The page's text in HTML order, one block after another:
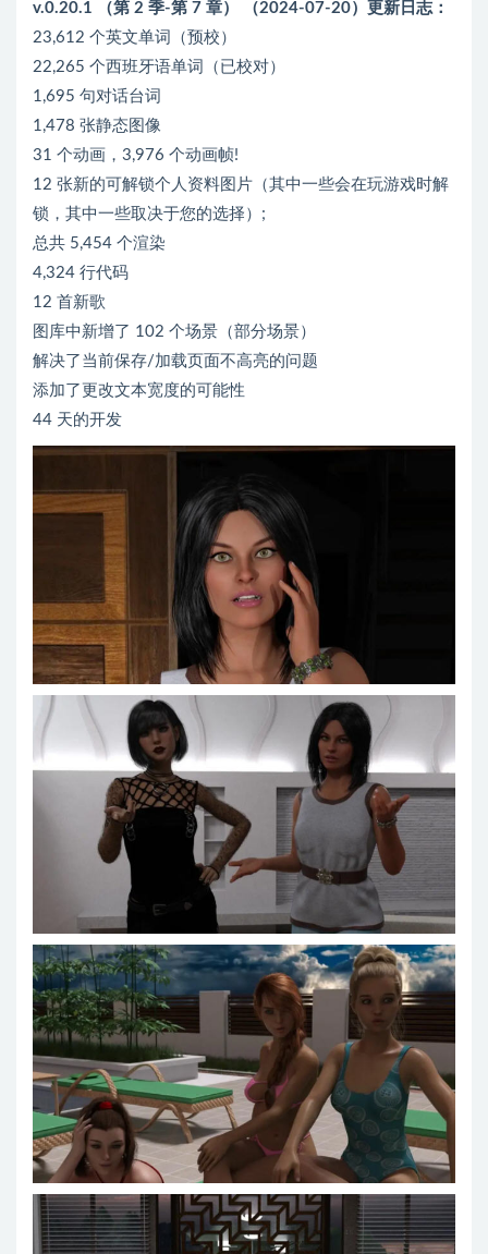
v.0.20.1 （第 2 季-第 7 章） （2024-07-20）更新日志：
23,612 个英文单词（预校）
22,265 个西班牙语单词（已校对）
1,695 句对话台词
1,478 张静态图像
31 个动画，3,976 个动画帧!
12 张新的可解锁个人资料图片（其中一些会在玩游戏时解
锁，其中一些取决于您的选择） ;
总共 5,454 个渲染
4,324 行代码
12 首新歌
图库中新增了 102 个场景（部分场景）
解决了当前保存/加载页面不高亮的问题
添加了更改文本宽度的可能性
44 天的开发